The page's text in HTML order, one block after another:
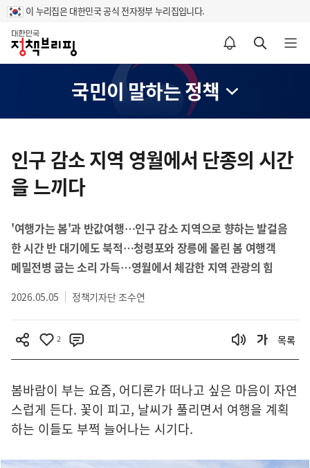
이 누리집은 대한민국 공식 전자정부 누리집입니다.
홈
알림설정 바로가기 검색 바로가기 메뉴 열기
국민이 말하는 정책
텐
영
인구 감소 지역 영월에서 단종의 시간
을 느끼다
'여행가는 봄'과 반값여행…인구 감소 지역으로 향하는 발걸음
한 시간 반 대기에도 북적…청령포와 장릉에 몰린 봄 여행객
메밀전병 굽는 소리 가득…영월에서 체감한 지역 관광의 힘
2026.05.05 정책기자단 조수연
2 목록
봄바람이 부는 요즘, 어디론가 떠나고 싶은 마음이 자연
스럽게 든다. 꽃이 피고, 날씨가 풀리면서 여행을 계획
하는 이들도 부쩍 늘어나는 시기다.